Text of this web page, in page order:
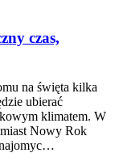
czas,
na święta kilka
ubierać
klimatem. W
Nowy Rok